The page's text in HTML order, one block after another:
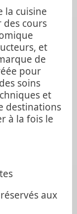
la cuisine
des cours
et
de
pour
soins
et
destinations
à la fois le
aux